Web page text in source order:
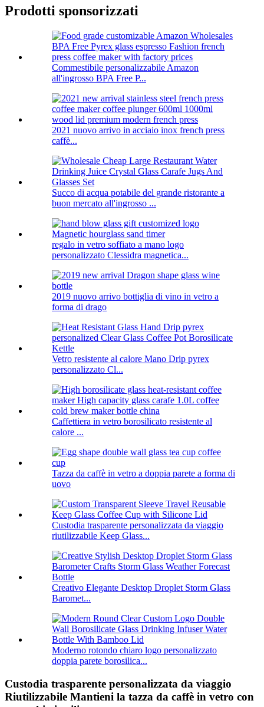
Prodotti sponsorizzati
Commestibile personalizzabile Amazon
all'ingrosso BPA Free P...
2021 nuovo arrivo in acciaio inox french press
caffè...
Succo di acqua potabile del grande ristorante a
buon mercato all'ingrosso ...
regalo in vetro soffiato a mano logo
personalizzato Clessidra magnetica...
2019 nuovo arrivo bottiglia di vino in vetro a
forma di drago
Vetro resistente al calore Mano Drip pyrex
personalizzato Cl...
Caffettiera in vetro borosilicato resistente al
calore ...
Tazza da caffè in vetro a doppia parete a forma di
uovo
Custodia trasparente personalizzata da viaggio
riutilizzabile Keep Glass...
Creativo Elegante Desktop Droplet Storm Glass
Baromet...
Moderno rotondo chiaro logo personalizzato
doppia parete borosilica...
Custodia trasparente personalizzata da viaggio
Riutilizzabile Mantieni la tazza da caffè in vetro con